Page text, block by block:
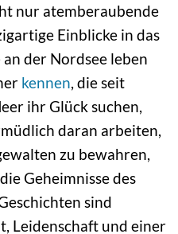
nur atemberaubende
Einblicke in das
der Nordsee leben
kennen , die seit
ihr Glück suchen,
daran arbeiten,
zu bewahren,
Geheimnisse des
sind
Leidenschaft und einer